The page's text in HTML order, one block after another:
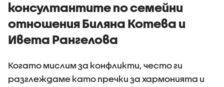
консултантите по семейни
отношения Биляна Котева и
Ивета Рангелова
Когато мислим за конфликти, често ги
разглеждаме като пречки за хармонията и